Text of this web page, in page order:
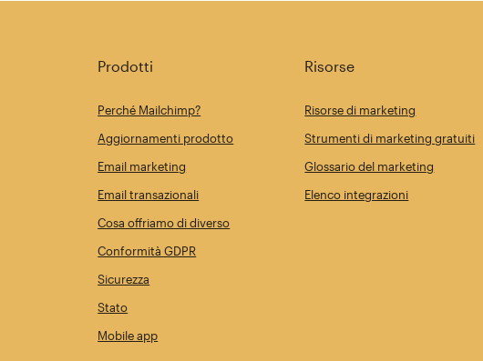
Prodotti
Perché Mailchimp?
Aggiornamenti prodotto
Email marketing
Email transazionali
Cosa offriamo di diverso
Conformità GDPR
Sicurezza
Stato
Mobile app
Risorse
Risorse di marketing
Strumenti di marketing gratuiti
Glossario del marketing
Elenco integrazioni